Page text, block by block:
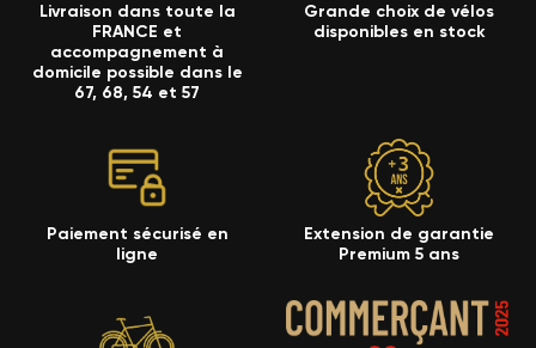
Livraison dans toute la
FRANCE et
accompagnement à
domicile possible dans le
67, 68, 54 et 57
Grande choix de vélos
disponibles en stock
Paiement sécurisé en
ligne
Extension de garantie
Premium 5 ans